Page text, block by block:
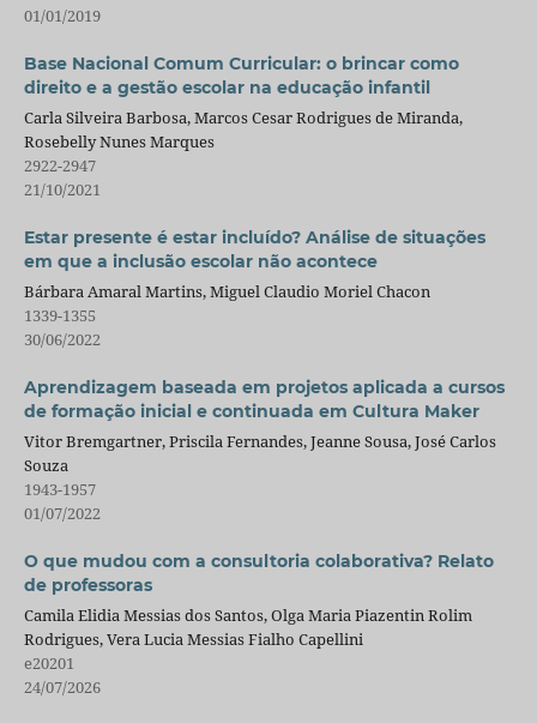
01/01/2019
Base Nacional Comum Curricular: o brincar como
direito e a gestão escolar na educação infantil
Carla Silveira Barbosa, Marcos Cesar Rodrigues de Miranda,
Rosebelly Nunes Marques
2922-2947
21/10/2021
Estar presente é estar incluído? Análise de situações
em que a inclusão escolar não acontece
Bárbara Amaral Martins, Miguel Claudio Moriel Chacon
1339-1355
30/06/2022
Aprendizagem baseada em projetos aplicada a cursos
de formação inicial e continuada em Cultura Maker
Vitor Bremgartner, Priscila Fernandes, Jeanne Sousa, José Carlos
Souza
1943-1957
01/07/2022
O que mudou com a consultoria colaborativa? Relato
de professoras
Camila Elidia Messias dos Santos, Olga Maria Piazentin Rolim
Rodrigues, Vera Lucia Messias Fialho Capellini
e20201
24/07/2026